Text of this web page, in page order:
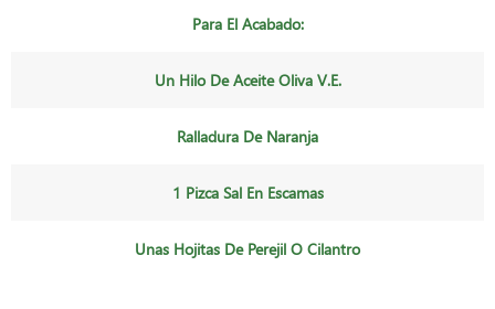
Para El Acabado:
Un Hilo De Aceite Oliva V.e.
Ralladura De Naranja
1 Pizca Sal En Escamas
Unas Hojitas De Perejil O Cilantro